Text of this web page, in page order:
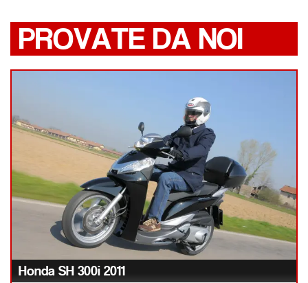
PROVATE DA NOI
Honda SH 300i 2011